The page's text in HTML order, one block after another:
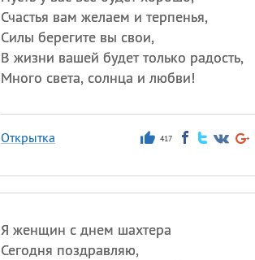
Счастья вам желаем и терпенья,
Силы берегите вы свои,
В жизни вашей будет только радость,
Много света, солнца и любви!
Открытка 417
Я женщин с днем шахтера
Сегодня поздравляю,